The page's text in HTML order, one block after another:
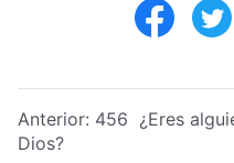
Anterior: 456 ¿Eres
Dios?